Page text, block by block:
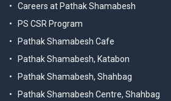
Careers at Pathak Shamabesh
PS CSR Program
Pathak Shamabesh Cafe
Pathak Shamabesh, Katabon
Pathak Shamabesh, Shahbag
Pathak Shamabesh Centre, Shahbag